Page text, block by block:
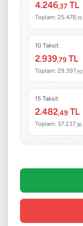
4.246,37 TL
Toplam: 25.478,19
10 Taksit
2.939,79 TL
Toplam: 29.397,92
15 Taksit
2.482,49 TL
Toplam: 37.237,36